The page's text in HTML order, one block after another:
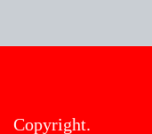
Copyright